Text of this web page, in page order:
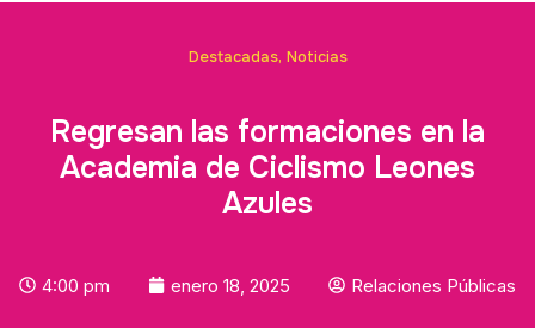
Destacadas, Noticias
Regresan las formaciones en la
Academia de Ciclismo Leones
Azules
4:00 pm enero 18, 2025 Relaciones Públicas